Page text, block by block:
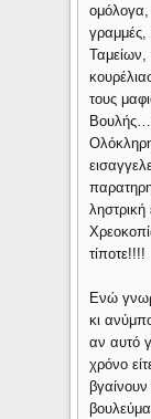
ομόλογα,
γραμμές,
τους
Βουλής…
τίποτε!!!!
Ενώ
κι
αν αυτό
χρόνο